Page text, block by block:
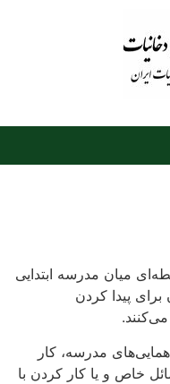
میان مدرسه ابتدایی
پیدا کردن
مدرسه، کار
خاص و یا کار کردن با